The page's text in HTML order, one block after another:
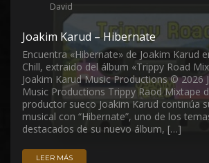
David
Joakim Karud – Hibernate
Encuentra «Hibernate» de Joakim Karud
Chill, extraido del álbum «Trippy Road
Joakim Karud Music Productions © 2026
Music Productions Trippy Raod Mixtape
productor sueco Joakim Karud continúa
musical con “Hibernate”, uno de los
destacados de su nuevo álbum, […]
LEER MÁS